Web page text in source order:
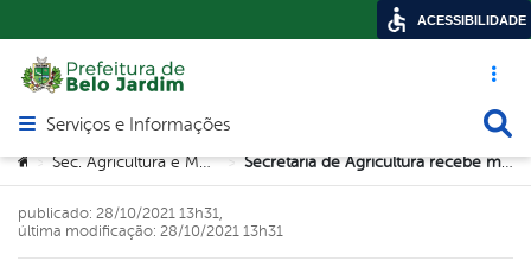
Acesso
Abrir menu principal de navegação
Serviços e Informações
Você está aqui:
> Sec. Agricultura e Meio Ambiente > Secretaria de Agricultura recebe motocicleta através de doação da Câmara de Vereadores
publicado: 28/10/2021 13h31,
última modificação: 28/10/2021 13h31
ACESSIBILIDADE